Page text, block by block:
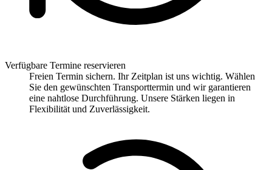
Verfügbare Termine reservieren
Freien Termin sichern. Ihr Zeitplan ist uns wichtig. Wählen
Sie den gewünschten Transporttermin und wir garantieren
eine nahtlose Durchführung. Unsere Stärken liegen in
Flexibilität und Zuverlässigkeit.